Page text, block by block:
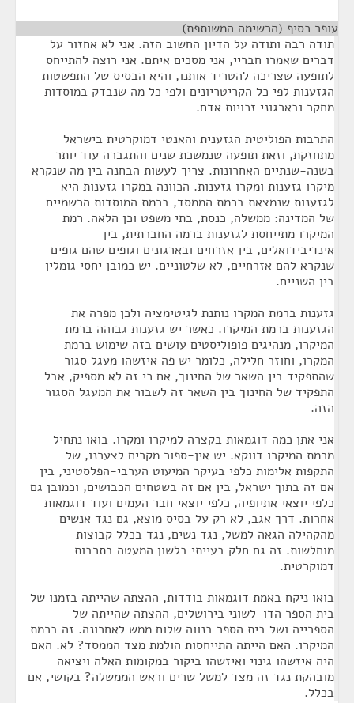
עופר כסיף (הרשימה המשותפת)
תודה רבה ותודה על הדיון החשוב הזה. אני לא אחזור על
דברים שאמרו חבריי, אני מסכים איתם. אני רוצה להתייחס
לתופעה שצריכה להטריד אותנו, והיא הבסיס של התפשטות
הגזענות לפי כל הקריטריונים ולפי כל מה שנבדק במוסדות
מחקר ובארגוני זכויות אדם.
התרבות הפוליטית הגזענית והאנטי דמוקרטית בישראל
מתחזקת, וזאת תופעה שנמשכת שנים והתגברה עוד יותר
בשנה-שנתיים האחרונות. צריך לעשות הבחנה בין מה שנקרא
מיקרו גזענות ומקרו גזענות. הכוונה במקרו גזענות היא
לגזענות שנמצאת ברמת הממסד, ברמת המוסדות הרשמיים
של המדינה: ממשלה, כנסת, בתי משפט וכן הלאה. רמת
המיקרו מתייחסת לגזענות ברמה החברתית, בין
אינדיבידואלים, בין אזרחים ובארגונים וגופים שהם גופים
שנקרא להם אזרחיים, לא שלטוניים. יש כמובן יחסי גומלין
בין השניים.
גזענות ברמת המקרו נותנת לגיטימציה ולכן מפרה את
הגזענות ברמת המיקרו. כאשר יש גזענות גבוהה ברמת
המיקרו, מנהיגים פופוליסטים עושים בזה שימוש ברמת
המקרו, וחוזר חלילה, כלומר יש פה איזשהו מעגל סגור
שהתפקיד בין השאר של החינוך, אם כי זה לא מספיק, אבל
התפקיד של החינוך בין השאר זה לשבור את המעגל הסגור
הזה.
אני אתן כמה דוגמאות בקצרה למיקרו ומקרו. בואו נתחיל
מרמת המיקרו דווקא. יש אין-ספור מקרים לצערנו, של
התקפות אלימות כלפי בעיקר המיעוט הערבי-הפלסטיני, בין
אם זה בתוך ישראל, בין אם זה בשטחים הכבושים, וכמובן גם
כלפי יוצאי אתיופיה, כלפי יוצאי חבר העמים ועוד דוגמאות
אחרות. דרך אגב, לא רק על בסיס מוצא, גם נגד אנשים
מהקהילה הגאה למשל, נגד נשים, נגד בכלל קבוצות
מוחלשות. זה גם חלק בעייתי בלשון המעטה בתרבות
דמוקרטית.
בואו ניקח באמת דוגמאות בודדות, ההצתה שהייתה בזמנו של
בית הספר הדו-לשוני בירושלים, ההצתה שהייתה של
הספרייה ושל בית הספר בנווה שלום ממש לאחרונה. זה ברמת
המיקרו. האם הייתה התייחסות הולמת מצד הממסד? לא. האם
היה איזשהו גינוי ואיזשהו ביקור במקומות האלה ויציאה
מובהקת נגד זה מצד למשל שרים וראש הממשלה? בקושי, אם
בכלל.